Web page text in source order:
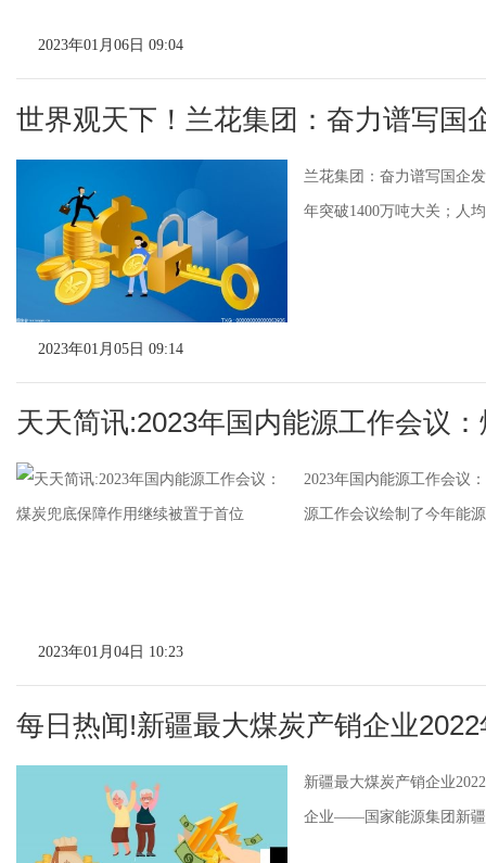
2023年01月06日 09:04
世界观天下！兰花集团：奋力谱写国
兰花集团：奋力谱写国企
年突破1400万吨大关；人
2023年01月05日 09:14
天天简讯:2023年国内能源工作会议
2023年国内能源工作会议
源工作会议绘制了今年能
2023年01月04日 10:23
每日热闻!新疆最大煤炭产销企业
新疆最大煤炭产销企业
企业——国家能源集团新疆